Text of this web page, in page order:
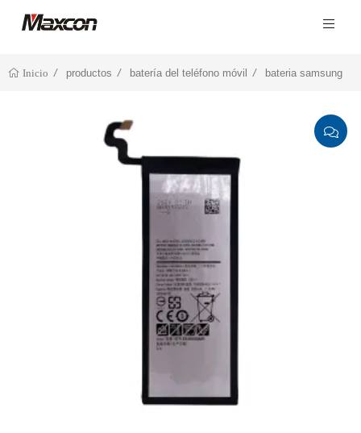
Inicio productos batería del teléfono móvil bateria samsung